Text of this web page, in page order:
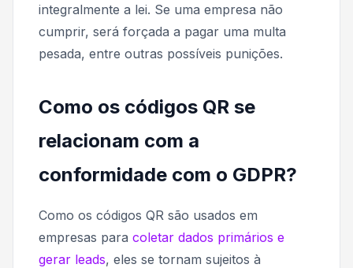
integralmente a lei. Se uma empresa não
cumprir, será forçada a pagar uma multa
pesada, entre outras possíveis punições.
Como os códigos QR se
relacionam com a
conformidade com o GDPR?
Como os códigos QR são usados ​​em
empresas para coletar dados primários e
gerar leads, eles se tornam sujeitos à